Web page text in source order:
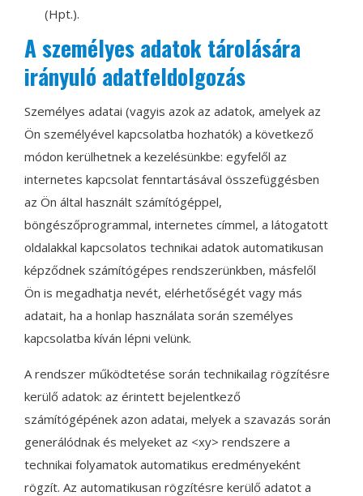
(Hpt.).
A személyes adatok tárolására
irányuló adatfeldolgozás
Személyes adatai (vagyis azok az adatok, amelyek az
Ön személyével kapcsolatba hozhatók) a következő
módon kerülhetnek a kezelésünkbe: egyfelől az
internetes kapcsolat fenntartásával összefüggésben
az Ön által használt számítógéppel,
böngészőprogrammal, internetes címmel, a látogatott
oldalakkal kapcsolatos technikai adatok automatikusan
képződnek számítógépes rendszerünkben, másfelől
Ön is megadhatja nevét, elérhetőségét vagy más
adatait, ha a honlap használata során személyes
kapcsolatba kíván lépni velünk.
A rendszer működtetése során technikailag rögzítésre
kerülő adatok: az érintett bejelentkező
számítógépének azon adatai, melyek a szavazás során
generálódnak és melyeket az <xy> rendszere a
technikai folyamatok automatikus eredményeként
rögzít. Az automatikusan rögzítésre kerülő adatot a